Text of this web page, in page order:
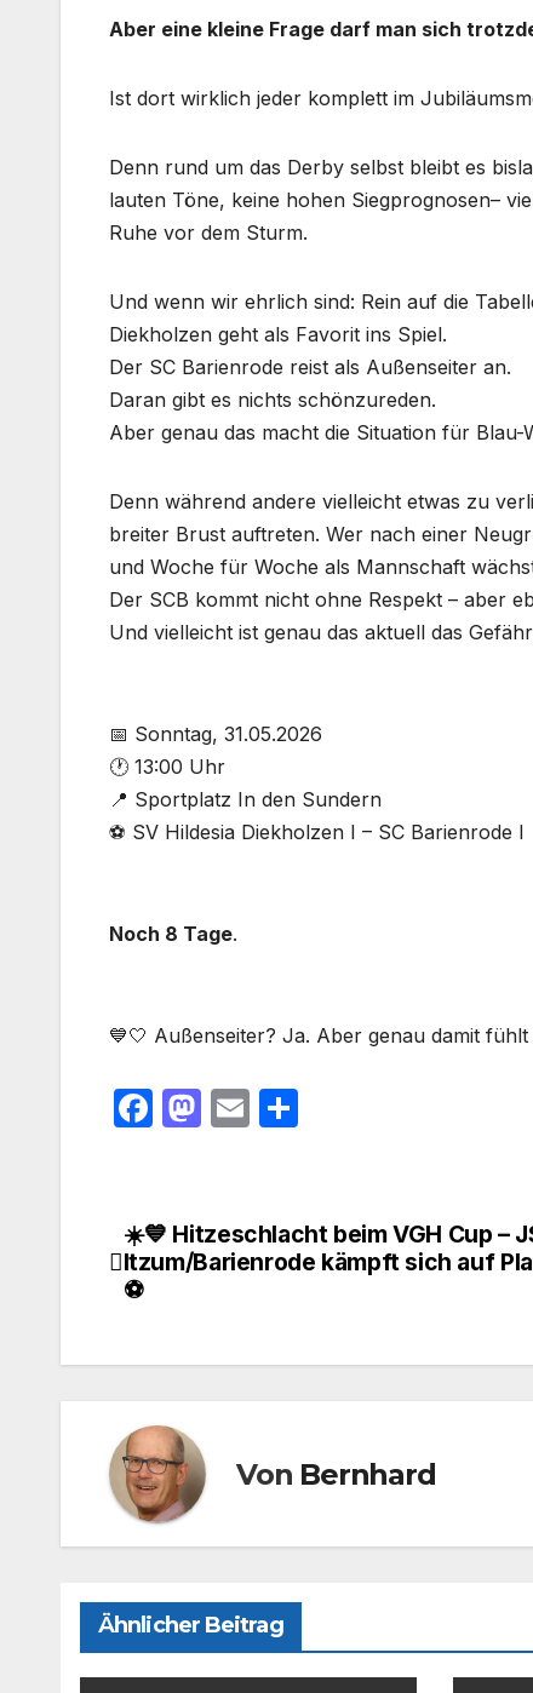
Aber eine kleine Frage darf man sich
Ist dort wirklich jeder komplett im
Denn rund um das Derby selbst bleibt es
lauten Töne, keine hohen Siegprognosen–
Ruhe vor dem Sturm.
Und wenn wir ehrlich sind: Rein auf die
Diekholzen geht als Favorit ins Spiel.
Der SC Barienrode reist als Außenseiter an.
Daran gibt es nichts schönzureden.
Aber genau das macht die Situation für Blau-
Denn während andere vielleicht etwas zu
breiter Brust auftreten. Wer nach einer
und Woche für Woche als Mannschaft
Der SCB kommt nicht ohne Respekt – aber
Und vielleicht ist genau das aktuell das
📅 Sonntag, 31.05.2026
🕐 13:00 Uhr
📍 Sportplatz In den Sundern
⚽ SV Hildesia Diekholzen I – SC Barienrode I
Noch 8 Tage.
💙🤍 Außenseiter? Ja. Aber genau damit
F
e
b
k
M
o
d
E
n
Beitragsnavigation
☀️💙 Hitzeschlacht beim VGH Cup –
Itzum/Barienrode kämpft sich auf
⚽
Von Bernhard
Ähnlicher Beitrag